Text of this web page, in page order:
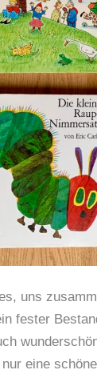
uns
fester
eine